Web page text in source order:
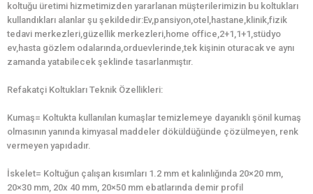
koltuğu üretimi hizmetimizden yararlanan müşterilerimizin bu koltukları
kullandıkları alanlar şu şekildedir:Ev,pansiyon,otel,hastane,klinik,fizik
tedavi merkezleri,güzellik merkezleri,home office,2+1,1+1,stüdyo
ev,hasta gözlem odalarında,orduevlerinde,tek kişinin oturacak ve aynı
zamanda yatabilecek şeklinde tasarlanmıştır.
Refakatçi Koltukları Teknik Özellikleri:
Kumaş= Koltukta kullanılan kumaşlar temizlemeye dayanıklı şönil kumaş
olmasının yanında kimyasal maddeler döküldüğünde çözülmeyen, renk
vermeyen yapıdadır.
İskelet= Koltuğun çalışan kısımları 1.2 mm et kalınlığında 20×20 mm,
20×30 mm, 20x 40 mm, 20×50 mm ebatlarında demir profil